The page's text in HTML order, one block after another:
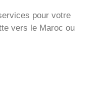
pour votre
vers le Maroc ou